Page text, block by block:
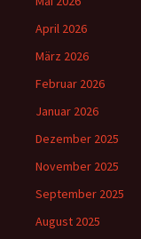
April 2026
März 2026
Februar 2026
Januar 2026
Dezember 2025
November 2025
September 2025
August 2025